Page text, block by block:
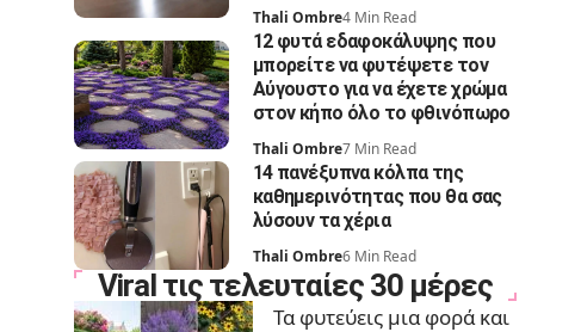
Thali Ombre4 Min Read
12 φυτά εδαφοκάλυψης που
μπορείτε να φυτέψετε τον
Αύγουστο για να έχετε χρώμα
στον κήπο όλο το φθινόπωρο
Thali Ombre7 Min Read
14 πανέξυπνα κόλπα της
καθημερινότητας που θα σας
λύσουν τα χέρια
Thali Ombre6 Min Read
Viral τις τελευταίες 30 μέρες
Τα φυτεύεις μια φορά και